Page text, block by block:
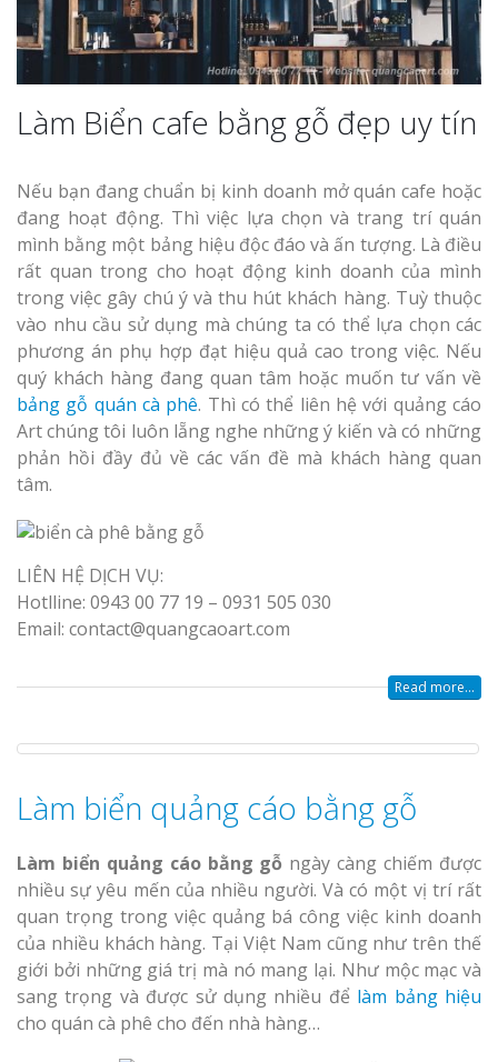
Làm Biển cafe bằng gỗ đẹp uy tín
Nếu bạn đang chuẩn bị kinh doanh mở quán cafe hoặc
đang hoạt động. Thì việc lựa chọn và trang trí quán
mình bằng một bảng hiệu độc đáo và ấn tượng. Là điều
rất quan trong cho hoạt động kinh doanh của mình
trong việc gây chú ý và thu hút khách hàng. Tuỳ thuộc
vào nhu cầu sử dụng mà chúng ta có thể lựa chọn các
phương án phụ hợp đạt hiệu quả cao trong việc. Nếu
quý khách hàng đang quan tâm hoặc muốn tư vấn về
bảng gỗ quán cà phê. Thì có thể liên hệ với quảng cáo
Art chúng tôi luôn lẵng nghe những ý kiến và có những
phản hồi đầy đủ về các vấn đề mà khách hàng quan
tâm.
LIÊN HỆ DỊCH VỤ:
Hotlline: 0943 00 77 19 – 0931 505 030
Email: contact@quangcaoart.com
Read more...
Làm biển quảng cáo bằng gỗ
Làm biển quảng cáo bằng gỗ ngày càng chiếm được
nhiều sự yêu mến của nhiều người. Và có một vị trí rất
quan trọng trong việc quảng bá công việc kinh doanh
của nhiều khách hàng. Tại Việt Nam cũng như trên thế
giới bởi những giá trị mà nó mang lại. Như mộc mạc và
sang trọng và được sử dụng nhiều để làm bảng hiệu
cho quán cà phê cho đến nhà hàng…
Biển Led
Ma Trận
Thi Công
Nghiệp
Làm Biển
Mica Tại Vinh Lấy
Làm biển
tại Vinh Nghệ An
Làm Biển
Nam Đàn Uy Tín Giá
Thuốc Nghệ An Chuẩn
Làm Hộp
Mỏng Nghệ
Hút